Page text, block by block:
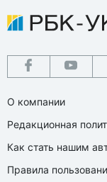
О компании
Редакционная
Как стать нашим
Правила